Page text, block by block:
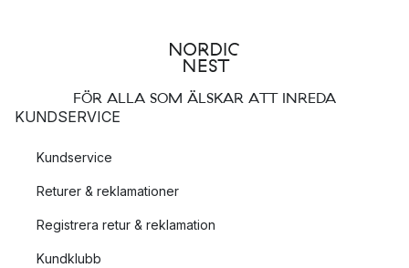
Utforska vårt sortiment av rosa mattor och hitta den perfekta
mattan som både lyfter ditt rum estetiskt och erbjuder komfort
under dina fötter. Vårt engagerade team är alltid redo att hjälpa
och lägg till en unik, färgstark touch till ditt utrymme med en
FÖR ALLA SOM ÄLSKAR ATT INREDA
KUNDSERVICE
Kundservice
Returer & reklamationer
Registrera retur & reklamation
Kundklubb